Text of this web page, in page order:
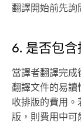
翻譯開始前先詢
6. 是否包含
當譯者翻譯完成
翻譯文件的易讀
收排版的費用。
版，則費用中可